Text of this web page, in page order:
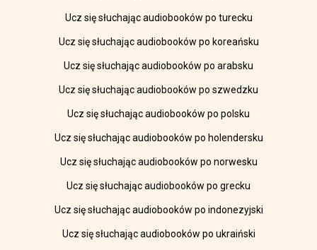
Ucz się słuchając audiobooków po turecku
Ucz się słuchając audiobooków po koreańsku
Ucz się słuchając audiobooków po arabsku
Ucz się słuchając audiobooków po szwedzku
Ucz się słuchając audiobooków po polsku
Ucz się słuchając audiobooków po holendersku
Ucz się słuchając audiobooków po norwesku
Ucz się słuchając audiobooków po grecku
Ucz się słuchając audiobooków po indonezyjski
Ucz się słuchając audiobooków po ukraiński